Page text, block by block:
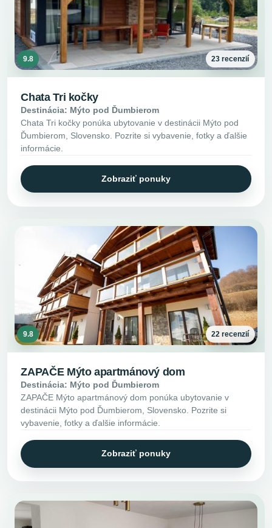
9.8 23 recenzií
Chata Tri kočky
Destinácia: Mýto pod Ďumbierom
Chata Tri kočky ponúka ubytovanie v destinácii Mýto pod
Ďumbierom, Slovensko. Pozrite si vybavenie, fotky a ďalšie
informácie.
Zobraziť ponuky
9.8 22 recenzií
ZAPAČE Mýto apartmánový dom
Destinácia: Mýto pod Ďumbierom
ZAPAČE Mýto apartmánový dom ponúka ubytovanie v
destinácii Mýto pod Ďumbierom, Slovensko. Pozrite si
vybavenie, fotky a ďalšie informácie.
Zobraziť ponuky